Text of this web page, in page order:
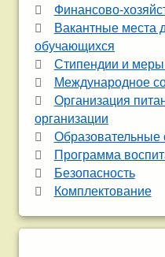
Финансово-
Вакантные места
обучающихся
Стипендии и
Международное
Организация
организации
Образовательные
Программа
Безопасность
Комплектование